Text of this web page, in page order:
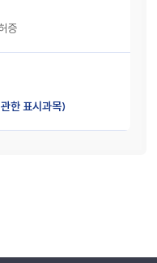
평점평균 2.7 이상
영 등에 관한 사항은
교직 이수기준)
해당하는 과목을 교과
중복하여 인정할 수
증
한 표시과목)